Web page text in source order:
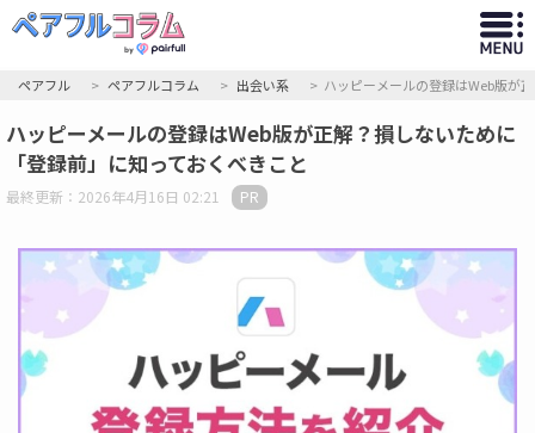
ペアフル ペアフルコラム 出会い系 ハッピーメールの登録はWeb版が
ハッピーメールの登録はWeb版が正解？損しないために
「登録前」に知っておくべきこと
最終更新：2026年4月16日 02:21